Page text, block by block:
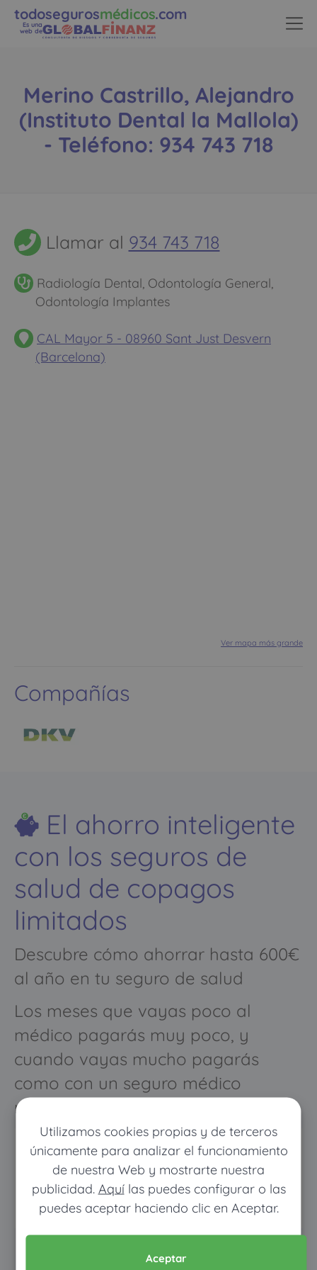
Utilizamos cookies propias y de terceros
únicamente para analizar el funcionamiento
de nuestra Web y mostrarte nuestra
publicidad. Aquílas puedes configurar o las
puedes aceptar haciendo clic en Aceptar.
Aceptar
todosegurosmédicos.com
Es una
web de
Merino Castrillo, Alejandro
(Instituto Dental la Mallola)
- Teléfono: 934 743 718
Llamar al 934 743 718
Radiología Dental, Odontología General,
Odontología Implantes
CAL Mayor 5 - 08960 Sant Just Desvern
(Barcelona)
Ver mapa más grande
Compañías
El ahorro inteligente
con los seguros de
salud de copagos
limitados
Descubre cómo ahorrar hasta 600€
al año en tu seguro de salud
Los meses que vayas poco al
médico pagarás muy poco, y
cuando vayas mucho pagarás
como con un seguro médico
normal
Pon tus datos y descubre